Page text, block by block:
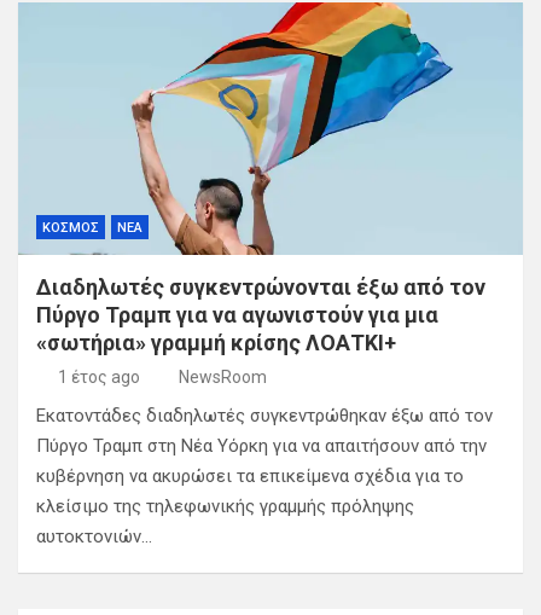
ΚΟΣΜΟΣ ΝΕΑ
Διαδηλωτές συγκεντρώνονται έξω από τον
Πύργο Τραμπ για να αγωνιστούν για μια
«σωτήρια» γραμμή κρίσης ΛΟΑΤΚΙ+
1 έτος ago NewsRoom
Εκατοντάδες διαδηλωτές συγκεντρώθηκαν έξω από τον
Πύργο Τραμπ στη Νέα Υόρκη για να απαιτήσουν από την
κυβέρνηση να ακυρώσει τα επικείμενα σχέδια για το
κλείσιμο της τηλεφωνικής γραμμής πρόληψης
αυτοκτονιών…